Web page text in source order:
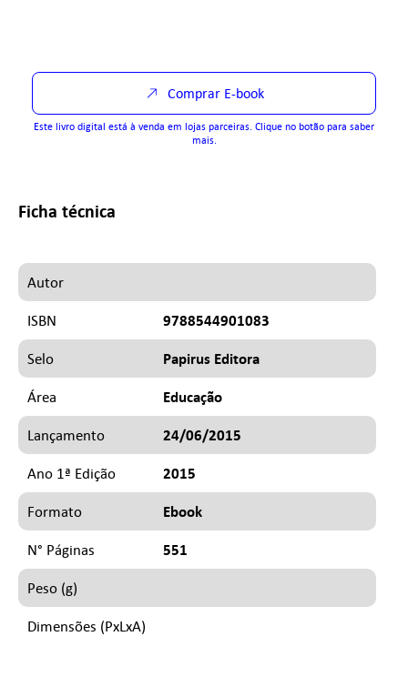
Comprar E-book
Este livro digital está à venda em lojas parceiras. Clique no botão para saber
mais.
Ficha técnica
Autor
ISBN 9788544901083
Selo Papirus Editora
Área Educação
Lançamento 24/06/2015
Ano 1ª Edição 2015
Formato Ebook
N° Páginas 551
Peso (g)
Dimensões (PxLxA)